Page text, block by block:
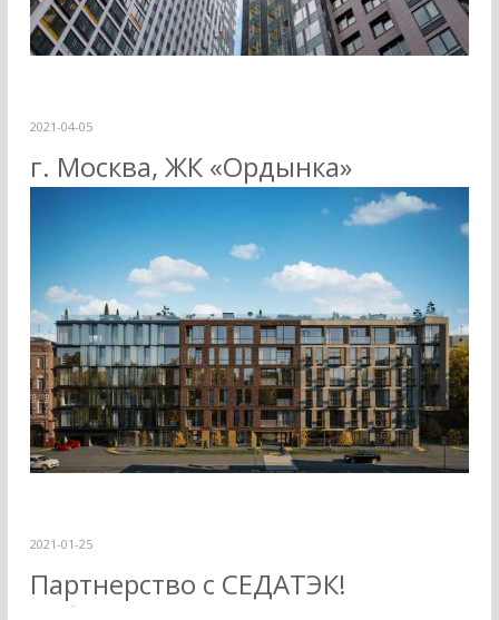
2021-04-05
г. Москва, ЖК «Ордынка»
2021-01-25
Партнерство с СЕДАТЭК!